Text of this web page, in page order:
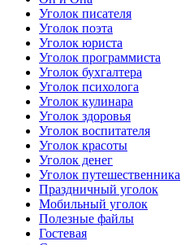
Уголок писателя
Уголок поэта
Уголок юриста
Уголок программиста
Уголок бухгалтера
Уголок психолога
Уголок кулинара
Уголок здоровья
Уголок воспитателя
Уголок красоты
Уголок денег
Уголок путешественника
Праздничный уголок
Мобильный уголок
Полезные файлы
Гостевая